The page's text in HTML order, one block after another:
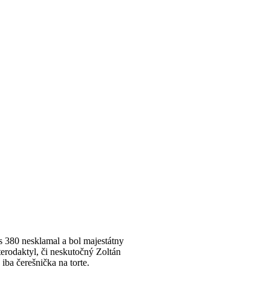
nesklamal a bol majestátny
či neskutočný Zoltán
čerešnička na torte.